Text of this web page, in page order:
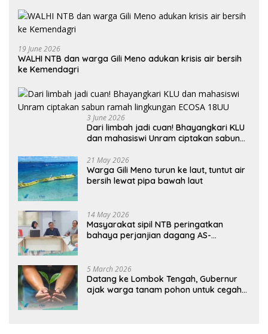
19 June 2026
WALHI NTB dan warga Gili Meno adukan krisis air bersih
ke Kemendagri
3 June 2026
Dari limbah jadi cuan! Bhayangkari KLU
dan mahasiswi Unram ciptakan sabun
21 May 2026
Warga Gili Meno turun ke laut, tuntut air
bersih lewat pipa bawah laut
14 May 2026
Masyarakat sipil NTB peringatkan
bahaya perjanjian dagang AS-
5 March 2026
Datang ke Lombok Tengah, Gubernur
ajak warga tanam pohon untuk cegah